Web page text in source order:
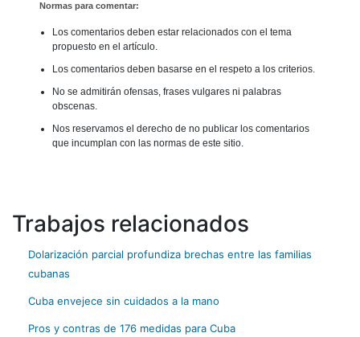
Normas para comentar:
Los comentarios deben estar relacionados con el tema
propuesto en el artículo.
Los comentarios deben basarse en el respeto a los criterios.
No se admitirán ofensas, frases vulgares ni palabras
obscenas.
Nos reservamos el derecho de no publicar los comentarios
que incumplan con las normas de este sitio.
Trabajos relacionados
Dolarización parcial profundiza brechas entre las familias
cubanas
Cuba envejece sin cuidados a la mano
Pros y contras de 176 medidas para Cuba